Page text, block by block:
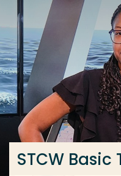
Ga direct naar de
... > STCW Basic
STCW
Veel gezocht
Opleiding
Contact